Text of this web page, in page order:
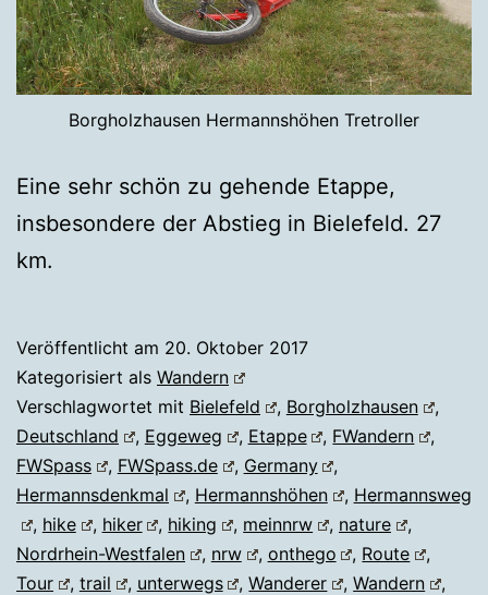
Borgholzhausen Hermannshöhen Tretroller
Eine sehr schön zu gehende Etappe,
insbesondere der Abstieg in Bielefeld. 27
km.
Veröffentlicht am 20. Oktober 2017
Kategorisiert als Wandern
Verschlagwortet mit Bielefeld , Borgholzhausen
,
Deutschland
, Eggeweg , Etappe , FWandern
,
FWSpass
, FWSpass.de , Germany
,
Hermannsdenkmal
, Hermannshöhen , Hermannsweg
, hike , hiker , hiking , meinnrw , nature
,
Nordrhein-Westfalen
, nrw , onthego , Route
,
Tour
, trail , unterwegs ,Wanderer ,Wandern
,